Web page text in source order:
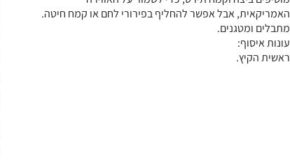
האמריקאית, אבל אפשר להחליף בפירורי לחם או קמח חיטה.
מתבלים ומטגנים.
עונות איסוף:
ראשית הקיץ.